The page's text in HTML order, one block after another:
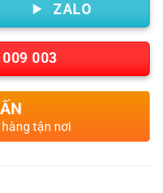
ZALO
003
tận nơi